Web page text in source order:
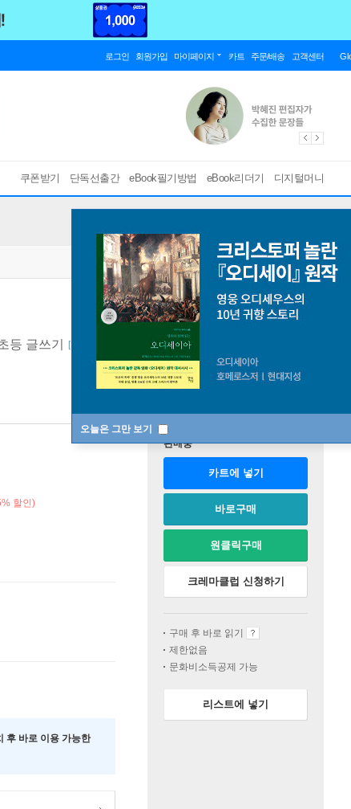
로그인 회원가입 마이페이지 카트 주문/배송 고객센터
쿠폰받기 단독선출간 eBook필기방법 eBook리더기 디지털머니
오늘은 그만 보기
등 글쓰기 [ PDF ]
할인)
후 바로 이용 가능한
판매중
카트에 넣기
바로구매
원클릭구매
크레마클럽 신청하기
구매 후 바로 읽기
제한없음
문화비소득공제 가능
리스트에 넣기